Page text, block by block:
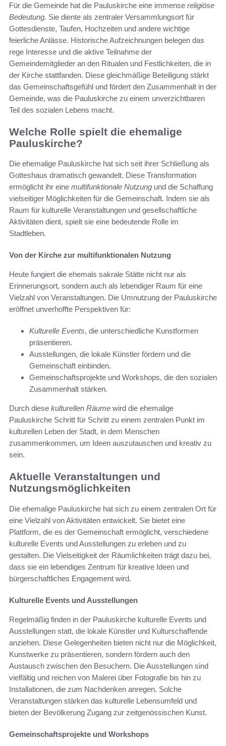
Für die Gemeinde hat die Pauluskirche eine immense religiöse
Bedeutung. Sie diente als zentraler Versammlungsort für
Gottesdienste, Taufen, Hochzeiten und andere wichtige
feierliche Anlässe. Historische Aufzeichnungen belegen das
rege Interesse und die aktive Teilnahme der
Gemeindemitglieder an den Ritualen und Festlichkeiten, die in
der Kirche stattfanden. Diese gleichmäßige Beteiligung stärkt
das Gemeinschaftsgefühl und fördert den Zusammenhalt in der
Gemeinde, was die Pauluskirche zu einem unverzichtbaren
Teil des sozialen Lebens macht.
Welche Rolle spielt die ehemalige
Pauluskirche?
Die ehemalige Pauluskirche hat sich seit ihrer Schließung als
Gotteshaus dramatisch gewandelt. Diese Transformation
ermöglicht ihr eine multifunktionale Nutzung und die Schaffung
vielseitiger Möglichkeiten für die Gemeinschaft. Indem sie als
Raum für kulturelle Veranstaltungen und gesellschaftliche
Aktivitäten dient, spielt sie eine bedeutende Rolle im
Stadtleben.
Von der Kirche zur multifunktionalen Nutzung
Heute fungiert die ehemals sakrale Stätte nicht nur als
Erinnerungsort, sondern auch als lebendiger Raum für eine
Vielzahl von Veranstaltungen. Die Umnutzung der Pauluskirche
eröffnet unverhoffte Perspektiven für:
Kulturelle Events, die unterschiedliche Kunstformen
präsentieren.
Ausstellungen, die lokale Künstler fördern und die
Gemeinschaft einbinden.
Gemeinschaftsprojekte und Workshops, die den sozialen
Zusammenhalt stärken.
Durch diese kulturellen Räume wird die ehemalige
Pauluskirche Schritt für Schritt zu einem zentralen Punkt im
kulturellen Leben der Stadt, in dem Menschen
zusammenkommen, um Ideen auszutauschen und kreativ zu
sein.
Aktuelle Veranstaltungen und
Nutzungsmöglichkeiten
Die ehemalige Pauluskirche hat sich zu einem zentralen Ort für
eine Vielzahl von Aktivitäten entwickelt. Sie bietet eine
Plattform, die es der Gemeinschaft ermöglicht, verschiedene
kulturelle Events und Ausstellungen zu erleben und zu
gestalten. Die Vielseitigkeit der Räumlichkeiten trägt dazu bei,
dass sie ein lebendiges Zentrum für kreative Ideen und
bürgerschaftliches Engagement wird.
Kulturelle Events und Ausstellungen
Regelmäßig finden in der Pauluskirche kulturelle Events und
Ausstellungen statt, die lokale Künstler und Kulturschaffende
anziehen. Diese Gelegenheiten bieten nicht nur die Möglichkeit,
Kunstwerke zu präsentieren, sondern fördern auch den
Austausch zwischen den Besuchern. Die Ausstellungen sind
vielfältig und reichen von Malerei über Fotografie bis hin zu
Installationen, die zum Nachdenken anregen. Solche
Veranstaltungen stärken das kulturelle Lebensumfeld und
bieten der Bevölkerung Zugang zur zeitgenössischen Kunst.
Gemeinschaftsprojekte und Workshops